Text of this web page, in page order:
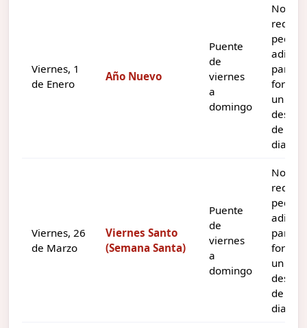
Viernes, 1
de Enero
Año Nuevo
Puente
de
viernes
a
domingo
No
pedir
para
formar
un
de tres
dias.
Viernes, 26
de Marzo
Viernes Santo
(Semana Santa)
Puente
de
viernes
a
domingo
No
pedir
para
formar
un
de tres
dias.